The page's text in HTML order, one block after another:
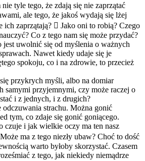
tyle tego, że zdają się nie zaprzątać
ale tego, że jakoś wydają się lżej
ich zaprzątają?  Jako oni to robią? Czego
Co z tego nam się może przydać?
jest uwolnić się od myślenia o ważnych
Nawet kiedy udaje się je
spokoju, co i na zdrowie, to przecież
przykrych myśli, albo na domiar
samymi przyjemnymi, czy może raczej o
i z jednych, i z drugich?
odczuwania strachu. Można gonić
tym, co zdaje się gonić goniącego.
czuje i jak wielkie oczy ma ten nasz
ma z tego niezły ubaw? Choć to dość
warto byłoby skorzystać. Czasem
z tego, jak niekiedy niemądrze